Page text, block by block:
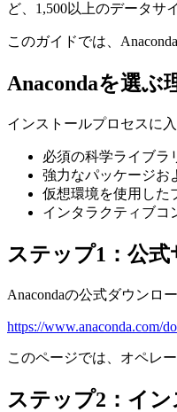
ど、1,500以上のデータサ
このガイドでは、
Anacondaを選ぶ
インストールプロセスに
必須の科学ライブラ
強力なパッケージお
仮想環境を使用した
インタラクティブコ
ステップ1：公
Anacondaの公式ダウンロ
https://www.anaconda.com/
このページでは、オペレ
ステップ2：イ